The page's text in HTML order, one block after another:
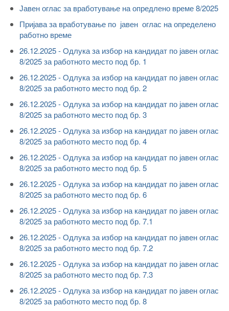
Јавен оглас за вработување на опредлено време 8/2025
Пријава за вработување по јавен оглас на определено
работно време
26.12.2025 - Oдлука за избор на кандидат по јавен оглас
8/2025 за работното место под бр. 1
26.12.2025 - Oдлука за избор на кандидат по јавен оглас
8/2025 за работното место под бр. 2
26.12.2025 - Oдлука за избор на кандидат по јавен оглас
8/2025 за работното место под бр. 3
26.12.2025 - Oдлука за избор на кандидат по јавен оглас
8/2025 за работното место под бр. 4
26.12.2025 - Oдлука за избор на кандидат по јавен оглас
8/2025 за работното место под бр. 5
26.12.2025 - Oдлука за избор на кандидат по јавен оглас
8/2025 за работното место под бр. 6
26.12.2025 - Oдлука за избор на кандидат по јавен оглас
8/2025 за работното место под бр. 7.1
26.12.2025 - Oдлука за избор на кандидат по јавен оглас
8/2025 за работното место под бр. 7.2
26.12.2025 - Oдлука за избор на кандидат по јавен оглас
8/2025 за работното место под бр. 7.3
26.12.2025 - Oдлука за избор на кандидат по јавен оглас
8/2025 за работното место под бр. 8